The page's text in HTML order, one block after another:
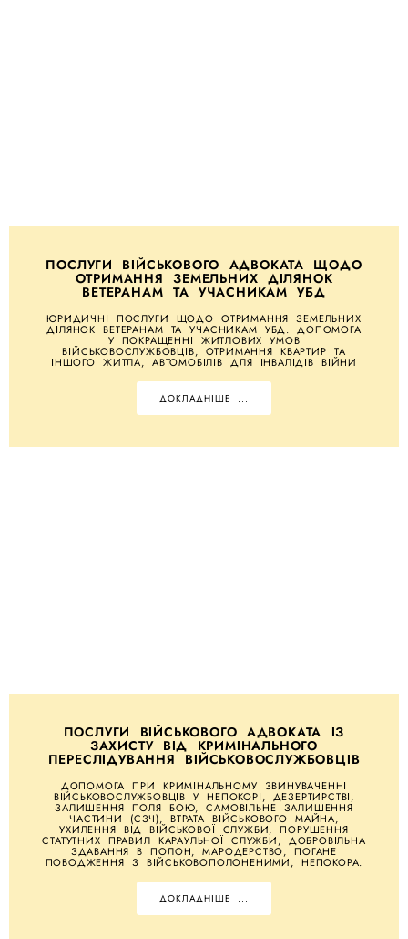
ПОСЛУГИ ВІЙСЬКОВОГО АДВОКАТА ЩОДО
ОТРИМАННЯ ЗЕМЕЛЬНИХ ДІЛЯНОК
ВЕТЕРАНАМ ТА УЧАСНИКАМ УБД
ЮРИДИЧНІ ПОСЛУГИ ЩОДО ОТРИМАННЯ ЗЕМЕЛЬНИХ
ДІЛЯНОК ВЕТЕРАНАМ ТА УЧАСНИКАМ УБД. ДОПОМОГА
У ПОКРАЩЕННІ ЖИТЛОВИХ УМОВ
ВІЙСЬКОВОСЛУЖБОВЦІВ, ОТРИМАННЯ КВАРТИР ТА
ІНШОГО ЖИТЛА, АВТОМОБІЛІВ ДЛЯ ІНВАЛІДІВ ВІЙНИ
ДОКЛАДНІШЕ ...
ПОСЛУГИ ВІЙСЬКОВОГО АДВОКАТА ІЗ
ЗАХИСТУ ВІД КРИМІНАЛЬНОГО
ПЕРЕСЛІДУВАННЯ ВІЙСЬКОВОСЛУЖБОВЦІВ
ДОПОМОГА ПРИ КРИМІНАЛЬНОМУ ЗВИНУВАЧЕННІ
ВІЙСЬКОВОСЛУЖБОВЦІВ У НЕПОКОРІ, ДЕЗЕРТИРСТВІ,
ЗАЛИШЕННЯ ПОЛЯ БОЮ, САМОВІЛЬНЕ ЗАЛИШЕННЯ
ЧАСТИНИ (СЗЧ), ВТРАТА ВІЙСЬКОВОГО МАЙНА,
УХИЛЕННЯ ВІД ВІЙСЬКОВОЇ СЛУЖБИ, ПОРУШЕННЯ
СТАТУТНИХ ПРАВИЛ КАРАУЛЬНОЇ СЛУЖБИ, ДОБРОВІЛЬНА
ЗДАВАННЯ В ПОЛОН, МАРОДЕРСТВО, ПОГАНЕ
ПОВОДЖЕННЯ З ВІЙСЬКОВОПОЛОНЕНИМИ, НЕПОКОРА.
ДОКЛАДНІШЕ ...